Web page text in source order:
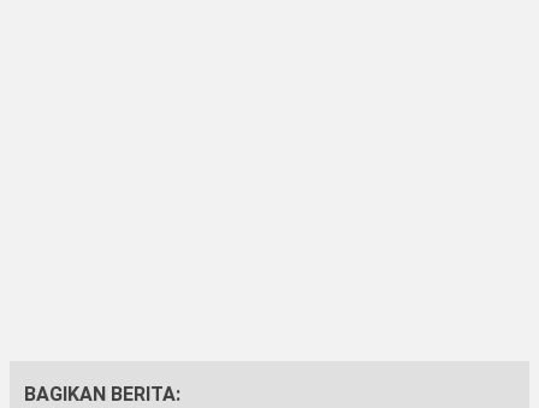
BAGIKAN BERITA: